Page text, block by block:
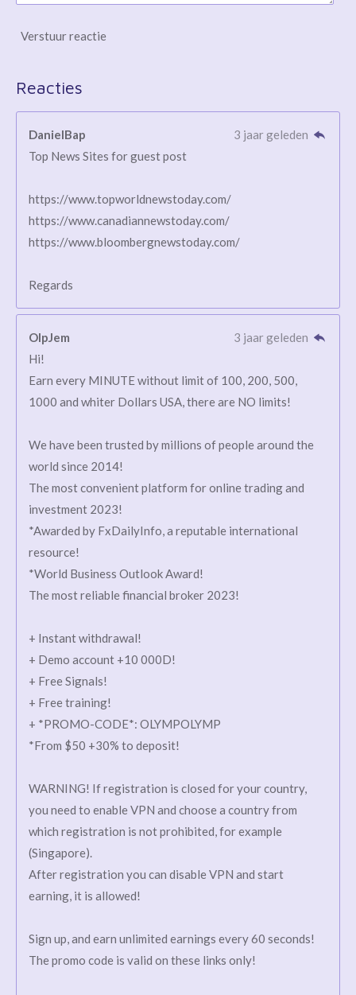
Verstuur reactie
Reacties
DanielBap
3 jaar geleden
Top News Sites for guest post
https://www.topworldnewstoday.com/
https://www.canadiannewstoday.com/
https://www.bloombergnewstoday.com/
Regards
OlpJem
3 jaar geleden
Hi!
Earn every MINUTE without limit of 100, 200, 500,
1000 and whiter Dollars USA, there are NO limits!
We have been trusted by millions of people around the
world since 2014!
The most convenient platform for online trading and
investment 2023!
*Awarded by FxDailyInfo, a reputable international
resource!
*World Business Outlook Award!
The most reliable financial broker 2023!
+ Instant withdrawal!
+ Demo account +10 000D!
+ Free Signals!
+ Free training!
+ *PROMO-CODE*: OLYMPOLYMP
*From $50 +30% to deposit!
WARNING! If registration is closed for your country,
you need to enable VPN and choose a country from
which registration is not prohibited, for example
(Singapore).
After registration you can disable VPN and start
earning, it is allowed!
Sign up, and earn unlimited earnings every 60 seconds!
The promo code is valid on these links only!